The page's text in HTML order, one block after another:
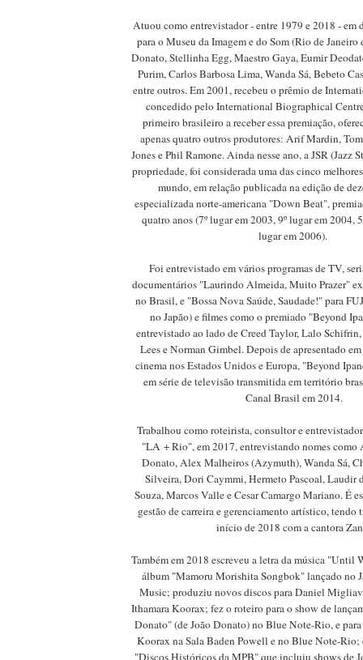
Atuou como entrevistador - entre 1979 e 2018 - em
para o Museu da Imagem e do Som (Rio de Janeiro
Donato, Stellinha Egg, Maestro Gaya, Eumir
Purim, Carlos Barbosa Lima, Wanda Sá, Bebeto
entre outros. Em 2001, recebeu o prêmio de
concedido pelo International Biographical
primeiro brasileiro a receber essa premiação,
apenas quatro outros produtores: Arif Mardin,
Jones e Phil Ramone. Ainda nesse ano, a JSR (Jazz
propriedade, foi considerada uma das cinco
mundo, em relação publicada na edição de
especializada norte-americana "Down Beat",
quatro anos (7º lugar em 2003, 9º lugar em 2004,
lugar em 2006).
Foi entrevistado em vários programas de TV,
documentários "Laurindo Almeida, Muito Prazer"
no Brasil, e "Bossa Nova Saúde, Saudade!" para
no Japão) e filmes como o premiado "Beyond
entrevistado ao lado de Creed Taylor, Lalo
Lees e Norman Gimbel. Depois de apresentado
cinema nos Estados Unidos e Europa, "Beyond
em série de televisão transmitida em território
Canal Brasil em 2014.
Trabalhou como roteirista, consultor e
"LA + Rio", em 2017, entrevistando nomes como
Donato, Alex Malheiros (Azymuth), Wanda Sá,
Silveira, Dori Caymmi, Hermeto Pascoal, Laudir
Souza, Marcos Valle e Cesar Camargo Mariano. É
gestão de carreira e gerenciamento artístico, tendo
início de 2018 com a cantora
Também em 2018 escreveu a letra da música "Until
álbum "Mamoru Morishita Songbok" lançado no
Music; produziu novos discos para Daniel
Ithamara Koorax; fez o roteiro para o show de
Donato" (de João Donato) no Blue Note-Rio, e
Koorax na Sala Baden Powell e no Blue Note-
"Discos Históricos da MPB" que incluiu shows de